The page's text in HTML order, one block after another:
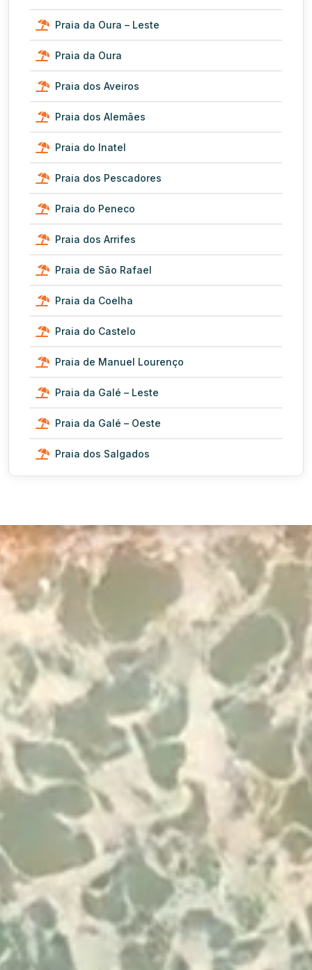
Praia da Oura – Leste
Praia da Oura
Praia dos Aveiros
Praia dos Alemães
Praia do Inatel
Praia dos Pescadores
Praia do Peneco
Praia dos Arrifes
Praia de São Rafael
Praia da Coelha
Praia do Castelo
Praia de Manuel Lourenço
Praia da Galé – Leste
Praia da Galé – Oeste
Praia dos Salgados